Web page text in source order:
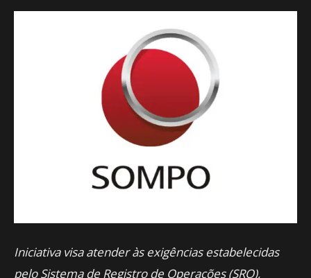
Iniciativa visa atender às exigências estabelecidas
pelo Sistema de Registro de Operações (SRO),